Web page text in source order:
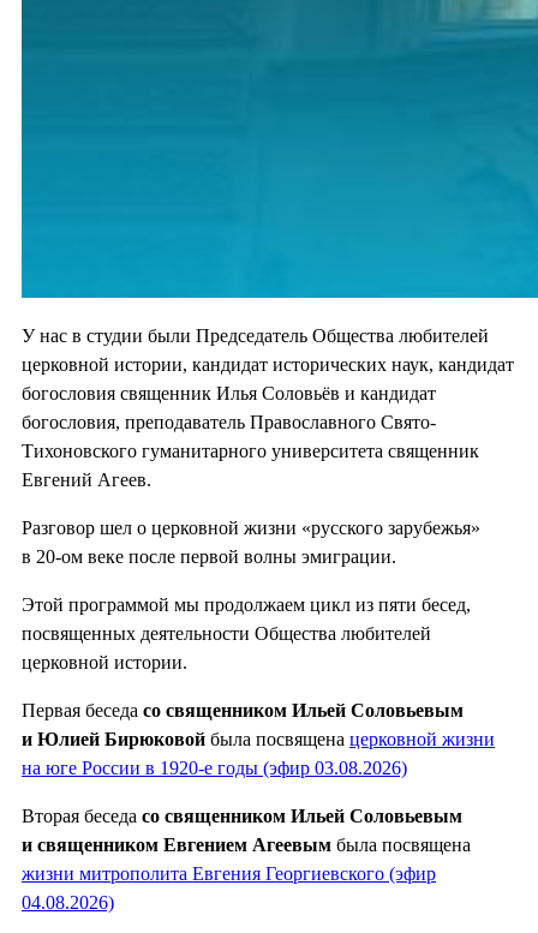
У нас в студии были Председатель Общества любителей
церковной истории, кандидат исторических наук, кандидат
богословия священник Илья Соловьёв и кандидат
богословия, преподаватель Православного Свято-
Тихоновского гуманитарного университета священник
Евгений Агеев.
Разговор шел о церковной жизни «русского зарубежья»
в 20-ом веке после первой волны эмиграции.
Этой программой мы продолжаем цикл из пяти бесед,
посвященных деятельности Общества любителей
церковной истории.
Первая беседа со священником Ильей Соловьевым
и Юлией Бирюковой была посвящена церковной жизни
на юге России в 1920-е годы (эфир 03.08.2026)
Вторая беседа со священником Ильей Соловьевым
и священником Евгением Агеевым была посвящена
жизни митрополита Евгения Георгиевского (эфир
04.08.2026)